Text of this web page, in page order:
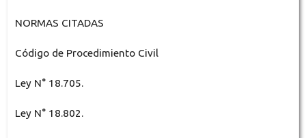
NORMAS CITADAS
Código de Procedimiento Civil
Ley N° 18.705.
Ley N° 18.802.